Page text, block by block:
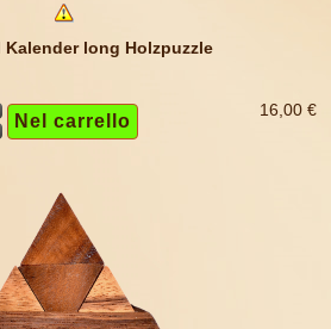
Kalender long Holzpuzzle
16,00 €